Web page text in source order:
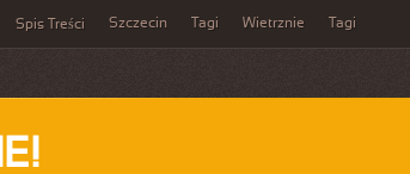
Spis Treści Szczecin Tagi Wietrznie Tagi